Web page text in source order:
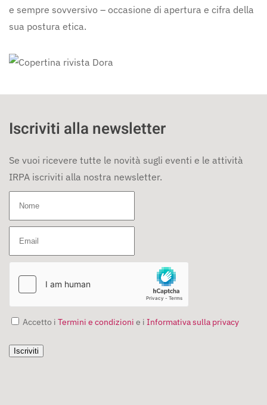
e sempre sovversivo – occasione di apertura e cifra della
sua postura etica.
Iscriviti alla newsletter
Se vuoi ricevere tutte le novità sugli eventi e le attività
IRPA iscriviti alla nostra newsletter.
Accetto i Termini e condizioni e i Informativa sulla privacy
Iscriviti